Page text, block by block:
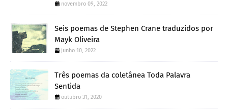
novembro 09, 2022
Seis poemas de Stephen Crane traduzidos por
Mayk Oliveira
junho 10, 2022
Três poemas da coletânea Toda Palavra
Sentida
outubro 31, 2020